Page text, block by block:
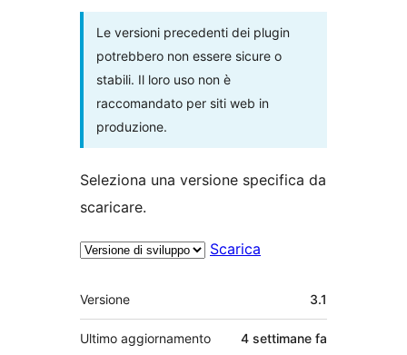
Le versioni precedenti dei plugin
potrebbero non essere sicure o
stabili. Il loro uso non è
raccomandato per siti web in
produzione.
Seleziona una versione specifica da
scaricare.
Scarica
Meta
Versione 3.1
Ultimo aggiornamento 4 settimane fa